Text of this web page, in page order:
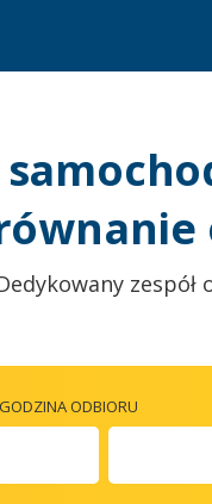
zespół
ODBIORU